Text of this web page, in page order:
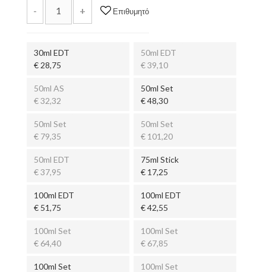
- + Επιθυμητό
30ml EDT
€ 28,75
50ml EDT
€ 39,10
50ml AS
€ 32,32
50ml Set
€ 48,30
50ml Set
€ 79,35
50ml Set
€ 101,20
50ml EDT
€ 37,95
75ml Stick
€ 17,25
100ml EDT
€ 51,75
100ml EDT
€ 42,55
100ml Set
€ 64,40
100ml Set
€ 67,85
100ml Set
100ml Set